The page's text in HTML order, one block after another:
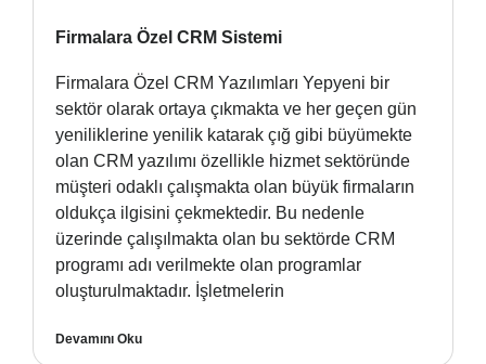
Firmalara Özel CRM Sistemi
Firmalara Özel CRM Yazılımları Yepyeni bir
sektör olarak ortaya çıkmakta ve her geçen gün
yeniliklerine yenilik katarak çığ gibi büyümekte
olan CRM yazılımı özellikle hizmet sektöründe
müşteri odaklı çalışmakta olan büyük firmaların
oldukça ilgisini çekmektedir. Bu nedenle
üzerinde çalışılmakta olan bu sektörde CRM
programı adı verilmekte olan programlar
oluşturulmaktadır. İşletmelerin
Devamını Oku